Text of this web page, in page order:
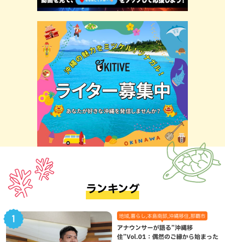
ランキング
地域,暮らし,本島南部,沖縄移住,那覇市
アナウンサーが語る”沖縄移
住”Vol.01：偶然のご縁から始まった